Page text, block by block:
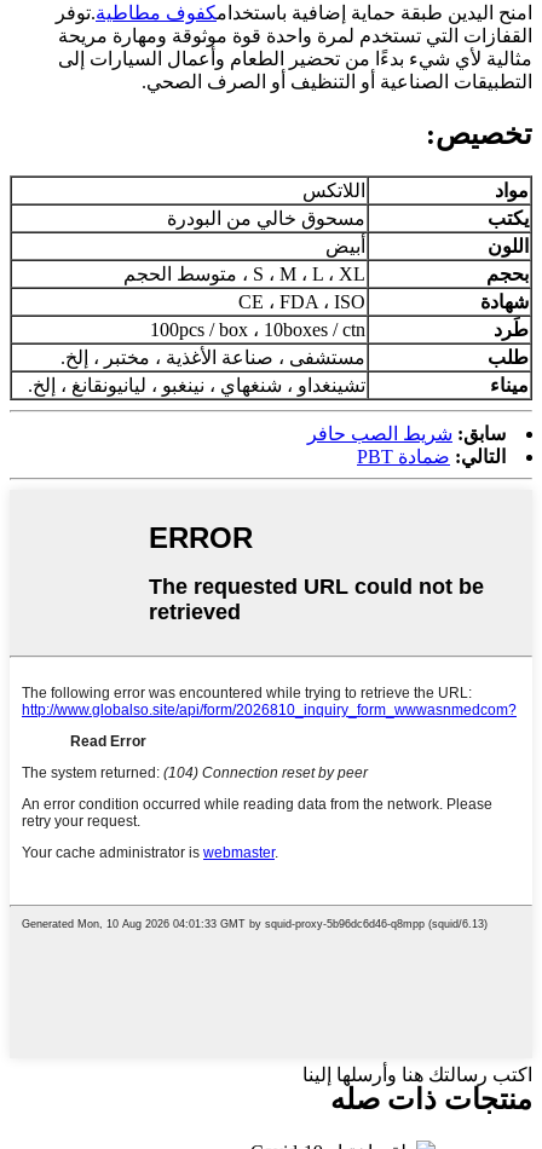
امنح اليدين طبقة حماية إضافية باستخدامكفوف مطاطية.توفر
القفازات التي تستخدم لمرة واحدة قوة موثوقة ومهارة مريحة
مثالية لأي شيء بدءًا من تحضير الطعام وأعمال السيارات إلى
التطبيقات الصناعية أو التنظيف أو الصرف الصحي.
تخصيص:
مواد
اللاتكس
يكتب
مسحوق خالي من البودرة
اللون
أبيض
بحجم
S ، M ، L ، XL ، متوسط ​​الحجم
شهادة
CE ، FDA ، ISO
طَرد
100pcs / box ، 10boxes / ctn
طلب
مستشفى ، صناعة الأغذية ، مختبر ، إلخ.
ميناء
تشينغداو ، شنغهاي ، نينغبو ، ليانيونقانغ ، إلخ.
سابق: شريط الصب حافر
التالي: ضمادة PBT
اكتب رسالتك هنا وأرسلها إلينا
منتجات ذات صله